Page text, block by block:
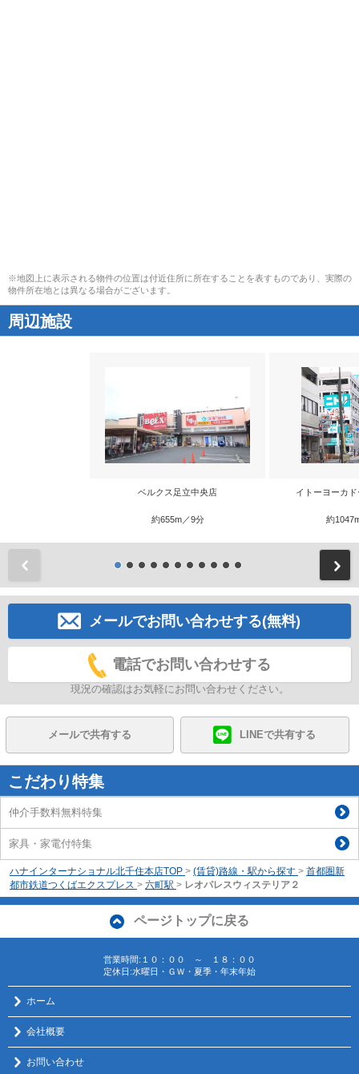
※地図上に表示される物件の位置は付近住所に所在することを表すものであり、実際の
物件所在地とは異なる場合がございます。
周辺施設
ベルクス足立中央店
約655m／9分
イトーヨーカ
約
メールでお問い合わせする(無料)
電話でお問い合わせする
現況の確認はお気軽にお問い合わせください。
メールで共有する LINEで共有する
こだわり特集
仲介手数料無料特集
家具・家電付特集
ハナインターナショナル北千住本店TOP > (賃貸)路線・駅から探す > 首都圏新
都市鉄道つくばエクスプレス > 六町駅 > レオパレスウィステリア２
ページトップに戻る
営業時間:１０：００ ～ １８：００
定休日:水曜日・ＧＷ・夏季・年末年始
ホーム
会社概要
お問い合わせ